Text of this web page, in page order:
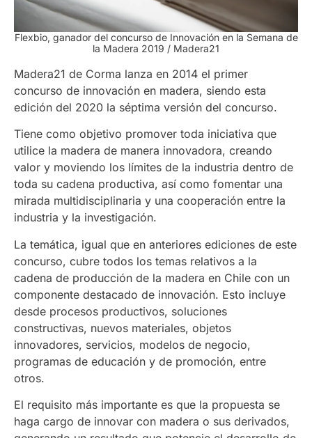
Flexbio, ganador del concurso de Innovación en la Semana de
la Madera 2019 / Madera21
Madera21 de Corma lanza en 2014 el primer
concurso de innovación en madera, siendo esta
edición del 2020 la séptima versión del concurso.
Tiene como objetivo promover toda iniciativa que
utilice la madera de manera innovadora, creando
valor y moviendo los límites de la industria dentro de
toda su cadena productiva, así como fomentar una
mirada multidisciplinaria y una cooperación entre la
industria y la investigación.
La temática, igual que en anteriores ediciones de este
concurso, cubre todos los temas relativos a la
cadena de producción de la madera en Chile con un
componente destacado de innovación. Esto incluye
desde procesos productivos, soluciones
constructivas, nuevos materiales, objetos
innovadores, servicios, modelos de negocio,
programas de educación y de promoción, entre
otros.
El requisito más importante es que la propuesta se
haga cargo de innovar con madera o sus derivados,